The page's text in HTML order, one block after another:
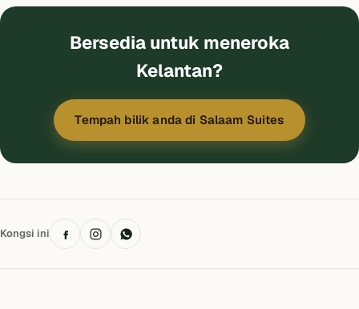
Bersedia untuk meneroka
Kelantan?
Tempah bilik anda di Salaam Suites
Kongsi ini